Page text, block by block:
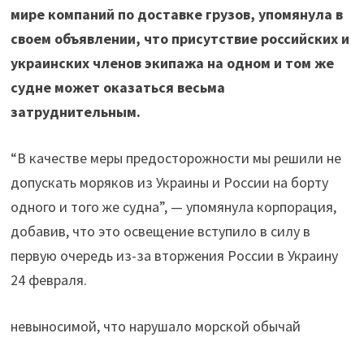
мире компаний по доставке грузов, упомянула в
своем объявлении, что присутствие российских и
украинских членов экипажа на одном и том же
судне может оказаться весьма
затруднительным.
“В качестве меры предосторожности мы решили не
допускать моряков из Украины и России на борту
одного и того же судна”, — упомянула корпорация,
добавив, что это освещение вступило в силу в
первую очередь из-за вторжения России в Украину
24 февраля.
невыносимой, что нарушало морской обычай